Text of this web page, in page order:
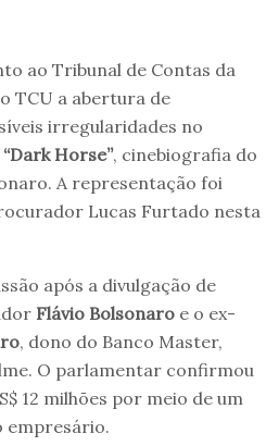
ao Tribunal de Contas da
TCU a abertura de
irregularidades no
“Dark Horse”, cinebiografia do
A representação foi
Lucas Furtado nesta
após a divulgação de
Flávio Bolsonaro e o ex-
, dono do Banco Master,
O parlamentar confirmou
12 milhões por meio de um
empresário.